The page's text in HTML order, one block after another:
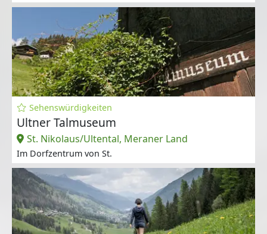
Sehenswürdigkeiten
Ultner Talmuseum
St. Nikolaus/Ultental, Meraner Land
Im Dorfzentrum von St.